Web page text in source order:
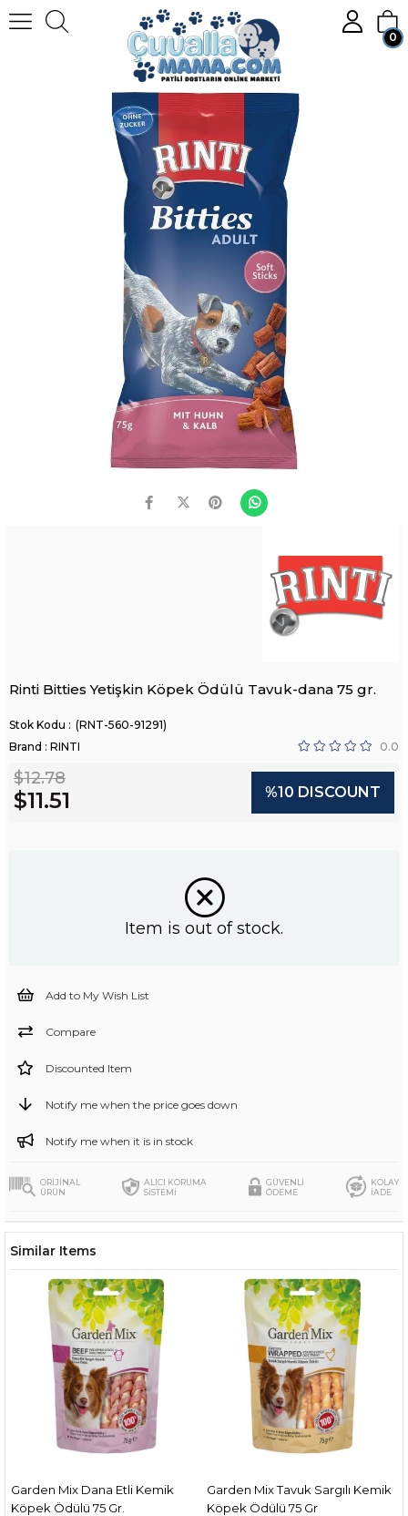
Member Login
0
Köpek Mamaları Köpek Ödülleri
Rinti Bitties Yetişkin Köpek Ödülü Tavuk-dana 75 gr.
(RNT-560-91291)
Brand : RINTI 0.0
$12.78
$11.51 %10 DISCOUNT
Item is out of stock.
Add to My Wish List
Compare
Discounted Item
Notify me when the price goes down
Notify me when it is in stock
ORİJİNAL
ÜRÜN
ALICI KORUMA
SİSTEMİ
GÜVENLİ
ÖDEME
KOLAY
İADE
Similar Items
Garden Mix Dana Etli Kemik
Köpek Ödülü 75 Gr.
Garden Mix Tavuk Sargılı Kemik
Köpek Ödülü 75 Gr